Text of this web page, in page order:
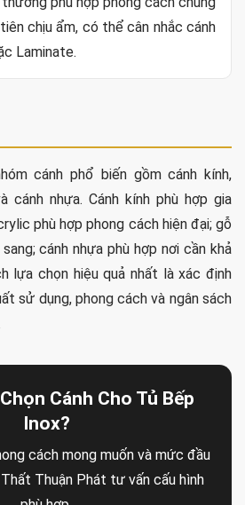
chịu ẩm, có thể cân nhắc cánh
Laminate.
cánh phổ biến gồm cánh kính,
cánh nhựa. Cánh kính phù hợp gia
phù hợp phong cách hiện đại; gỗ
cánh nhựa phù hợp nơi cần khả
lựa chọn hiệu quả nhất là xác định
sử dụng, phong cách và ngân sách
Cánh Cho Tủ Bếp
Inox?
cách mong muốn và mức đầu
Thuận Phát tư vấn cấu hình